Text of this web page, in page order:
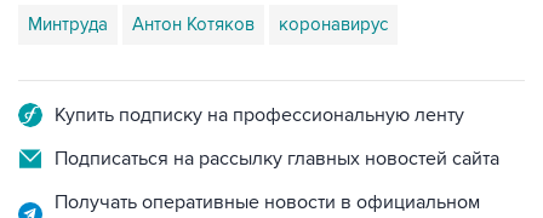
Подписаться на рассылку главных новостей сайта
Получать оперативные новости в официальном
канале